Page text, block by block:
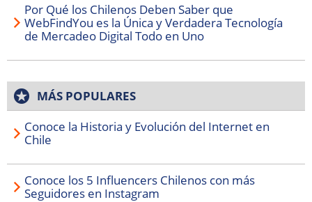
Por Qué los Chilenos Deben Saber que
WebFindYou es la Única y Verdadera Tecnología
de Mercadeo Digital Todo en Uno
MÁS POPULARES
Conoce la Historia y Evolución del Internet en
Chile
Conoce los 5 Influencers Chilenos con más
Seguidores en Instagram